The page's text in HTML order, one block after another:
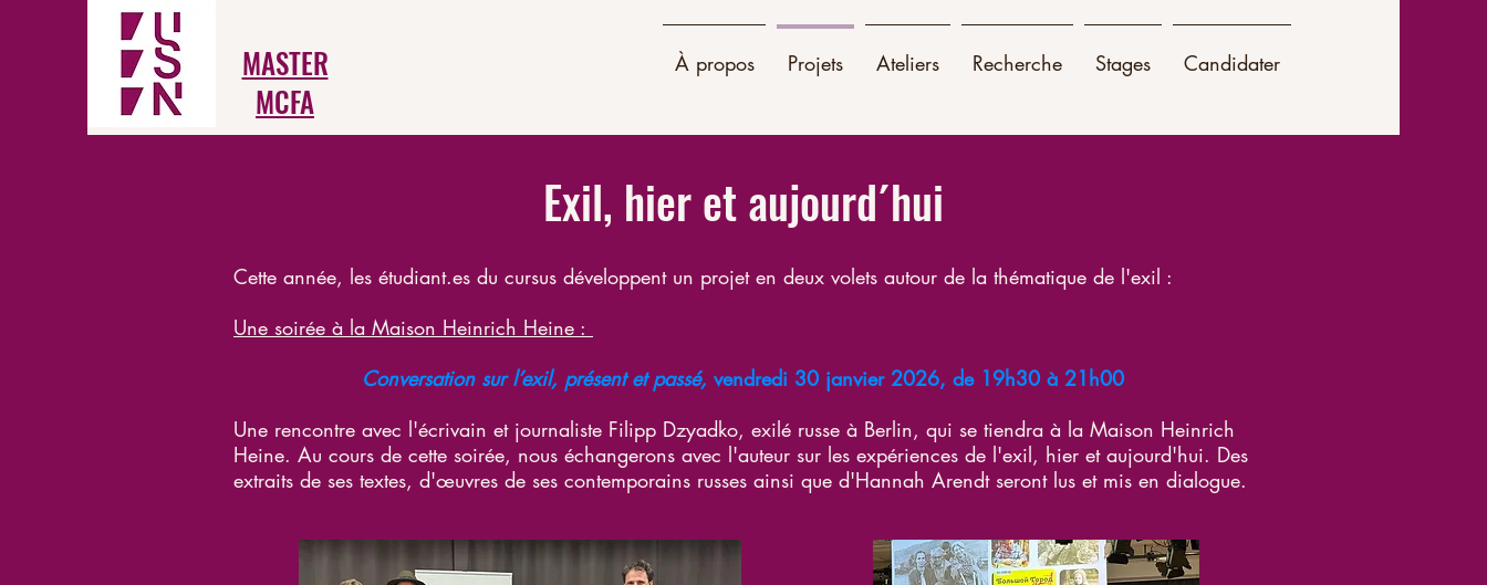
MASTER
MCFA
À propos Projets Ateliers Recherche Stages Candidater
Exil, hier et aujourd´hui
Cette année, les étudiant.es du cursus développent un projet en deux volets autour de la thématique de l'exil :
Une soirée à la Maison Heinrich Heine :
Conversation sur l’exil, présent et passé, vendredi 30 janvier 2026, de 19h30 à 21h00
Une rencontre avec l'écrivain et journaliste Filipp Dzyadko, exilé russe à Berlin, qui se tiendra à la Maison Heinrich
Heine. Au cours de cette soirée, nous échangerons avec l'auteur sur les expériences de l'exil, hier et aujourd'hui. Des
extraits de ses textes, d'œuvres de ses contemporains russes ainsi que d'Hannah Arendt seront lus et mis en dialogue.